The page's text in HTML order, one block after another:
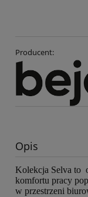
Producent:
Opis
Kolekcja Selva to
komfortu pracy
w przestrzeni